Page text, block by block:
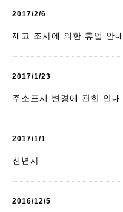
2017/2/6
재고 조사에 의한 휴업 안내
2017/1/23
주소표시 변경에 관한 안내
2017/1/1
신년사
2016/12/5